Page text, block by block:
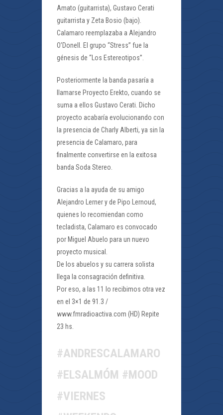
Amato (guitarrista), Gustavo Cerati
guitarrista y Zeta Bosio (bajo).
Calamaro reemplazaba a Alejandro
O’Donell. El grupo “Stress” fue la
génesis de “Los Estereotipos”.
Posteriormente la banda pasaría a
llamarse Proyecto Erekto, cuando se
suma a ellos Gustavo Cerati. Dicho
proyecto acabaría evolucionando con
la presencia de Charly Alberti, ya sin la
presencia de Calamaro, para
finalmente convertirse en la exitosa
banda Soda Stereo.
Gracias a la ayuda de su amigo
Alejandro Lerner y de Pipo Lernoud,
quienes lo recomiendan como
tecladista, Calamaro es convocado
por Miguel Abuelo para un nuevo
proyecto musical.
De los abuelos y su carrera solista
llega la consagración definitiva.
Por eso, a las 11 lo recibimos otra vez
en el 3×1 de 91.3 /
www.fmradioactiva.com (HD) Repite
23 hs.
#ANDRESCALAMARO
#ELSALMÓM #MOOD
#VIERNES